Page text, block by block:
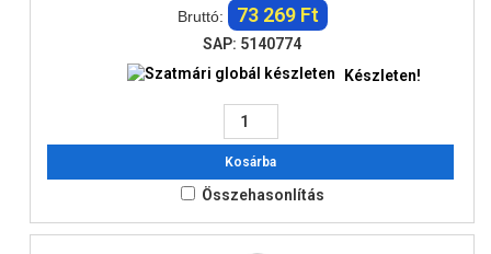
Bruttó:
73 269 Ft
SAP: 5140774
Készleten!
Kosárba
Összehasonlítás